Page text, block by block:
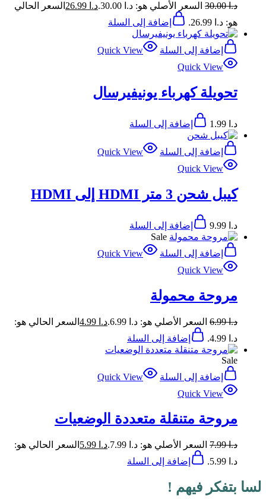
د.ا30.00 السعر الأصلي هو: د.ا 30.00. د.ا
السعر الحالي
هو: د.ا 26.99.
إضافة إلى السلة
إضافة إلى السلة
Quick View
Quick View
تحويلة كهرباء يونيفيرسال
د.ا إضافة إلى السلة
إضافة إلى السلة
Quick View
Quick View
كيبل شحن 3 متر HDMI إلى HDMI
د.ا
إضافة إلى السلة
Sale
إضافة إلى السلة
Quick View
Quick View
مروحة محمولة
د.ا6.99 السعر الأصلي هو: د.ا 6.99. د.ا
السعر الحالي هو:
د.ا 4.99.
إضافة إلى السلة
Sale
إضافة إلى السلة
Quick View
Quick View
مروحة متنقلة متعددة الوضعيات
د.ا7.99 السعر الأصلي هو: د.ا 7.99. د.ا
السعر الحالي هو:
د.ا 5.99.
إضافة إلى السلة
لسا بتفكر فيهم !